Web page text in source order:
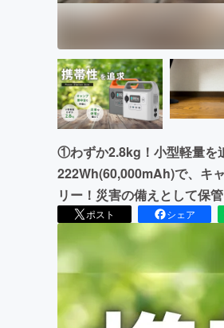
①わずか2.8kg！小型軽量を
222Wh(60,000mAh)で、キ
リー！災害の備えとして保
ポスト シェア